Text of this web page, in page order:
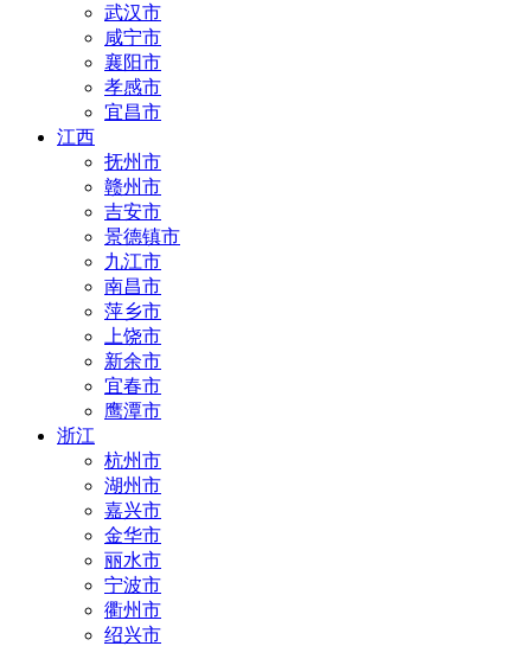
武汉市
咸宁市
襄阳市
孝感市
宜昌市
江西
抚州市
赣州市
吉安市
景德镇市
九江市
南昌市
萍乡市
上饶市
新余市
宜春市
鹰潭市
浙江
杭州市
湖州市
嘉兴市
金华市
丽水市
宁波市
衢州市
绍兴市